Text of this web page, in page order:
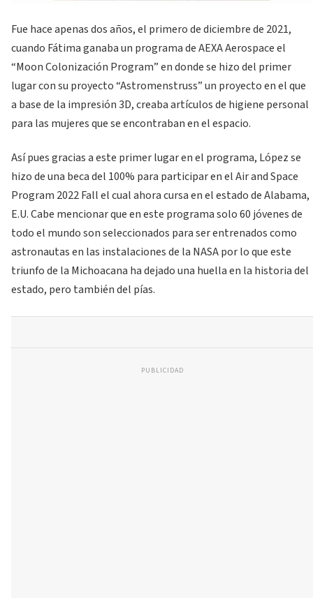
Fue hace apenas dos años, el primero de diciembre de 2021,
cuando Fátima ganaba un programa de AEXA Aerospace el
“Moon Colonización Program” en donde se hizo del primer
lugar con su proyecto “Astromenstruss” un proyecto en el que
a base de la impresión 3D, creaba artículos de higiene personal
para las mujeres que se encontraban en el espacio.
Así pues gracias a este primer lugar en el programa, López se
hizo de una beca del 100% para participar en el Air and Space
Program 2022 Fall el cual ahora cursa en el estado de Alabama,
E.U. Cabe mencionar que en este programa solo 60 jóvenes de
todo el mundo son seleccionados para ser entrenados como
astronautas en las instalaciones de la NASA por lo que este
triunfo de la Michoacana ha dejado una huella en la historia del
estado, pero también del pías.
PUBLICIDAD